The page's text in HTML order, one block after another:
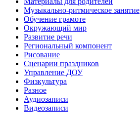
Музыкально-ритмическое занятие
Обучение грамоте
Окружающий мир
Развитие речи
Региональный компонент
Рисование
Сценарии праздников
Управление ДОУ
Физкультура
Разное
Аудиозаписи
Видеозаписи